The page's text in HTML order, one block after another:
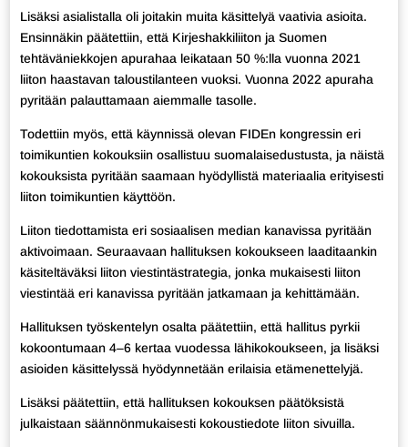
Lisäksi asialistalla oli joitakin muita käsittelyä vaativia asioita.
Ensinnäkin päätettiin, että Kirjeshakkiliiton ja Suomen
tehtäväniekkojen apurahaa leikataan 50 %:lla vuonna 2021
liiton haastavan taloustilanteen vuoksi. Vuonna 2022 apuraha
pyritään palauttamaan aiemmalle tasolle.
Todettiin myös, että käynnissä olevan FIDEn kongressin eri
toimikuntien kokouksiin osallistuu suomalaisedustusta, ja näistä
kokouksista pyritään saamaan hyödyllistä materiaalia erityisesti
liiton toimikuntien käyttöön.
Liiton tiedottamista eri sosiaalisen median kanavissa pyritään
aktivoimaan. Seuraavaan hallituksen kokoukseen laaditaankin
käsiteltäväksi liiton viestintästrategia, jonka mukaisesti liiton
viestintää eri kanavissa pyritään jatkamaan ja kehittämään.
Hallituksen työskentelyn osalta päätettiin, että hallitus pyrkii
kokoontumaan 4–6 kertaa vuodessa lähikokoukseen, ja lisäksi
asioiden käsittelyssä hyödynnetään erilaisia etämenettelyjä.
Lisäksi päätettiin, että hallituksen kokouksen päätöksistä
julkaistaan säännönmukaisesti kokoustiedote liiton sivuilla.